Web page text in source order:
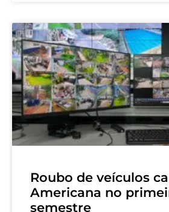
Roubo de veículos
Americana no
semestre